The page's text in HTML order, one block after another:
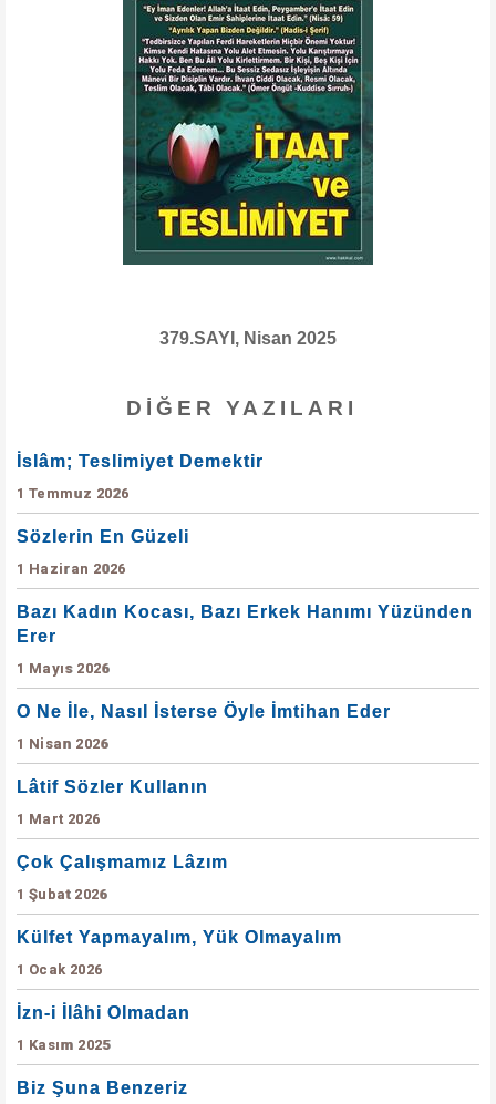
379.SAYI, Nisan 2025
DIĞER YAZILARI
İslâm; Teslimiyet Demektir
1 Temmuz 2026
Sözlerin En Güzeli
1 Haziran 2026
Bazı Kadın Kocası, Bazı Erkek Hanımı Yüzünden
Erer
1 Mayıs 2026
O Ne İle, Nasıl İsterse Öyle İmtihan Eder
1 Nisan 2026
Lâtif Sözler Kullanın
1 Mart 2026
Çok Çalışmamız Lâzım
1 Şubat 2026
Külfet Yapmayalım, Yük Olmayalım
1 Ocak 2026
İzn-i İlâhi Olmadan
1 Kasım 2025
Biz Şuna Benzeriz